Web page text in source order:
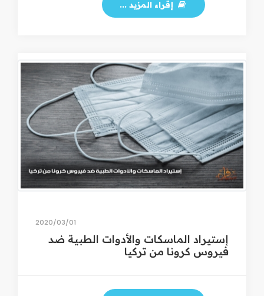
إقراء المزيد ...
01‏/03‏/2020
إستيراد الماسكات والأدوات الطبية ضد
فيروس كرونا من تركيا